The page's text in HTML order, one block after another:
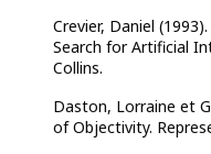
Crevier, Daniel
Search for Artificial
Collins.
Daston, Lorraine et
of Objectivity.